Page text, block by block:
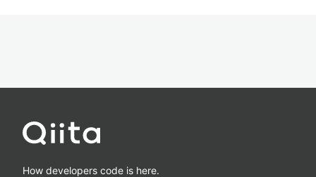
How developers code is here.